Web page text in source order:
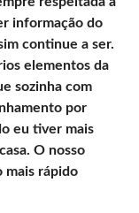
informação do
continue a ser.
elementos da
sozinha com
por
eu tiver mais
O nosso
mais rápido